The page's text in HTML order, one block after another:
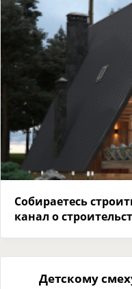
Собираетесь
канал о
Детскому